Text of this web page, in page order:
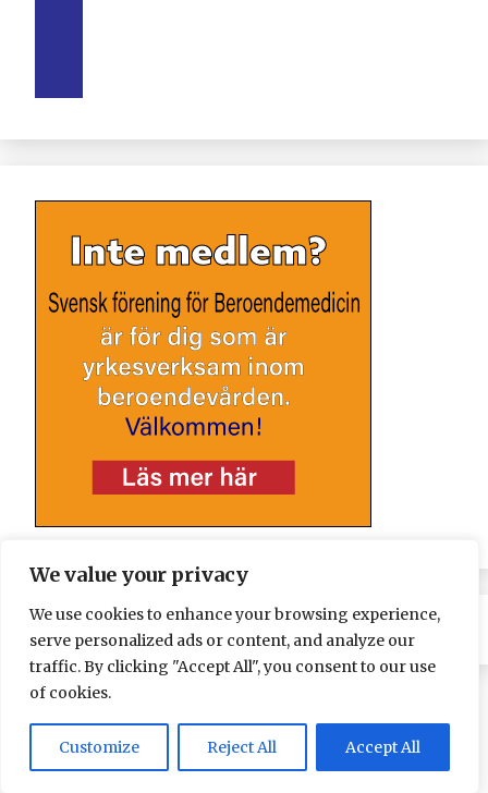
We value your privacy
We use cookies to enhance your browsing experience,
serve personalized ads or content, and analyze our
traffic. By clicking "Accept All", you consent to our use
of cookies.
Customize Reject All Accept All